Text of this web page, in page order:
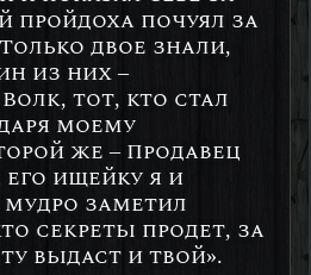
пройдоха почуял за
двое знали,
из них –
тот, кто стал
моему
же – Продавец
его ищейку я и
заметил
секреты продет, за
выдаст и твой».